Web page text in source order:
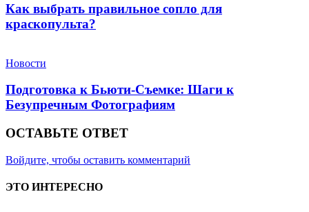
Как выбрать правильное сопло для
краскопульта?
Новости
Подготовка к Бьюти-Съемке: Шаги к
Безупречным Фотографиям
ОСТАВЬТЕ ОТВЕТ
Войдите, чтобы оставить комментарий
ЭТО ИНТЕРЕСНО